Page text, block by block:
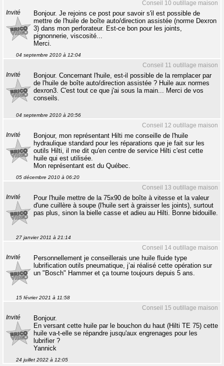
Conseil 10 outillage maison
Invité
Bonjour. Je rejoins ce post pour savoir s'il est possible de
mettre de l'huile de boîte auto/direction assistée (norme Dexron
3) dans mon perforateur. Est-ce bon pour les joints,
pignonnerie, viscosité...
Merci.
04 septembre 2010 à 12:04
Conseil 11 outillage maison
Invité
Bonjour. Concernant l'huile, est-il possible de la remplacer par
de l'huile de boîte auto/direction assistée ? Huile aux normes
dexron3. C'est tout ce que j'ai sous la main... Merci de vos
conseils.
04 septembre 2010 à 20:56
Conseil 12 outillage maison
Invité
Bonjour, mon représentant Hilti me conseille de l'huile
hydraulique standard pour les réparations que je fait sur les
outils Hilti, il me dit qu'en centre de service Hilti c'est cette
huile qui est utilisée.
Mon représentant est du Québec.
05 décembre 2010 à 06:20
Conseil 13 outillage maison
Invité
Pour l'huile mettre de la 75x90 de boîte à vitesse et la valeur
d'une cuillère à soupe (l'huile sert à graisser les joints), surtout
pas plus, sinon la bielle casse et adieu au Hilti. Bonne bidouille.
27 janvier 2011 à 21:14
Conseil 14 outillage maison
Invité
Personnellement je conseillerais une huile fluide type
lubrification outils pneumatique, j’ai réalisé cette opération sur
un "Bosch" Hammer et ça tourne toujours depuis 5 ans.
15 février 2021 à 11:58
Conseil 15 outillage maison
Invité
Bonjour.
En versant cette huile par le bouchon du haut (Hilti TE 75) cette
huile va-t-elle se répandre jusqu'aux engrenages pour les
lubrifier ?
Yannick
24 juillet 2022 à 12:05